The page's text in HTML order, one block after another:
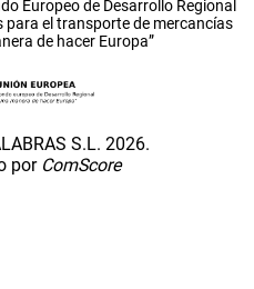
Europeo de Desarrollo Regional
el transporte de mercancías
de hacer Europa”
S.L. 2026.
por ComScore